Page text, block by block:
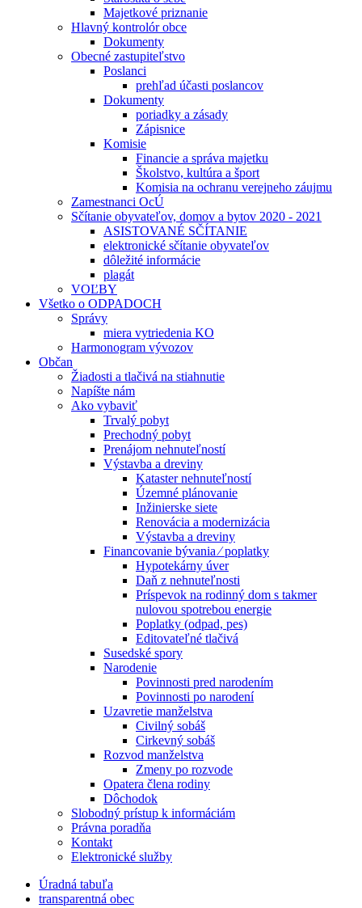
Majetkové priznanie
Hlavný kontrolór obce
Dokumenty
Obecné zastupiteľstvo
Poslanci
prehľad účasti poslancov
Dokumenty
poriadky a zásady
Zápisnice
Komisie
Financie a správa majetku
Školstvo, kultúra a šport
Komisia na ochranu verejneho záujmu
Zamestnanci OcÚ
Sčítanie obyvateľov, domov a bytov 2020 - 2021
ASISTOVANÉ SČÍTANIE
elektronické sčítanie obyvateľov
dôležité informácie
plagát
VOĽBY
Všetko o ODPADOCH
Správy
miera vytriedenia KO
Harmonogram vývozov
Občan
Žiadosti a tlačivá na stiahnutie
Napíšte nám
Ako vybaviť
Trvalý pobyt
Prechodný pobyt
Prenájom nehnuteľností
Výstavba a dreviny
Kataster nehnuteľností
Územné plánovanie
Inžinierske siete
Renovácia a modernizácia
Výstavba a dreviny
Financovanie bývania ⁄ poplatky
Hypotekárny úver
Daň z nehnuteľnosti
Príspevok na rodinný dom s takmer
nulovou spotrebou energie
Poplatky (odpad, pes)
Editovateľné tlačivá
Susedské spory
Narodenie
Povinnosti pred narodením
Povinnosti po narodení
Uzavretie manželstva
Civilný sobáš
Cirkevný sobáš
Rozvod manželstva
Zmeny po rozvode
Opatera člena rodiny
Dôchodok
Slobodný prístup k informáciám
Právna poradňa
Kontakt
Elektronické služby
Úradná tabuľa
transparentná obec